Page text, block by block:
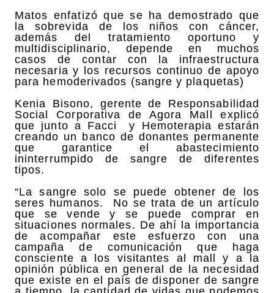
Matos enfatizó que se ha demostrado que
la sobrevida de los niños con cáncer,
además del tratamiento oportuno y
multidisciplinario, depende en muchos
casos de contar con la infraestructura
necesaria y los recursos continuo de apoyo
para hemoderivados (sangre y plaquetas)
Kenia Bisono, gerente de Responsabilidad
Social Corporativa de Agora Mall explicó
que junto a Facci y Hemoterapia estarán
creando un banco de donantes permanente
que garantice el abastecimiento
ininterrumpido de sangre de diferentes
tipos.
“La sangre solo se puede obtener de los
seres humanos. No se trata de un artículo
que se vende y se puede comprar en
situaciones normales. De ahí la importancia
de acompañar este esfuerzo con una
campaña de comunicación que haga
consciente a los visitantes al mall y a la
opinión pública en general de la necesidad
que existe en el país de disponer de sangre